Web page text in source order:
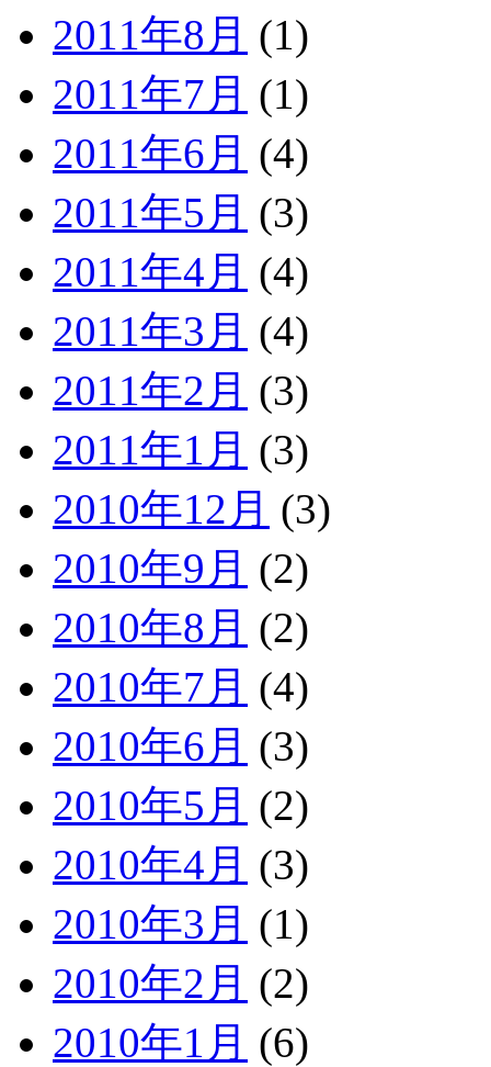
2011年8月 (1)
2011年7月 (1)
2011年6月 (4)
2011年5月 (3)
2011年4月 (4)
2011年3月 (4)
2011年2月 (3)
2011年1月 (3)
2010年12月 (3)
2010年9月 (2)
2010年8月 (2)
2010年7月 (4)
2010年6月 (3)
2010年5月 (2)
2010年4月 (3)
2010年3月 (1)
2010年2月 (2)
2010年1月 (6)